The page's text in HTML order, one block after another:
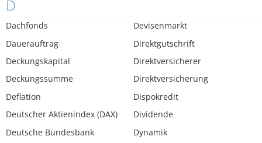
D
Dachfonds
Dauerauftrag
Deckungskapital
Deckungssumme
Deflation
Deutscher Aktienindex (DAX)
Deutsche Bundesbank
Devisenmarkt
Direktgutschrift
Direktversicherer
Direktversicherung
Dispokredit
Dividende
Dynamik